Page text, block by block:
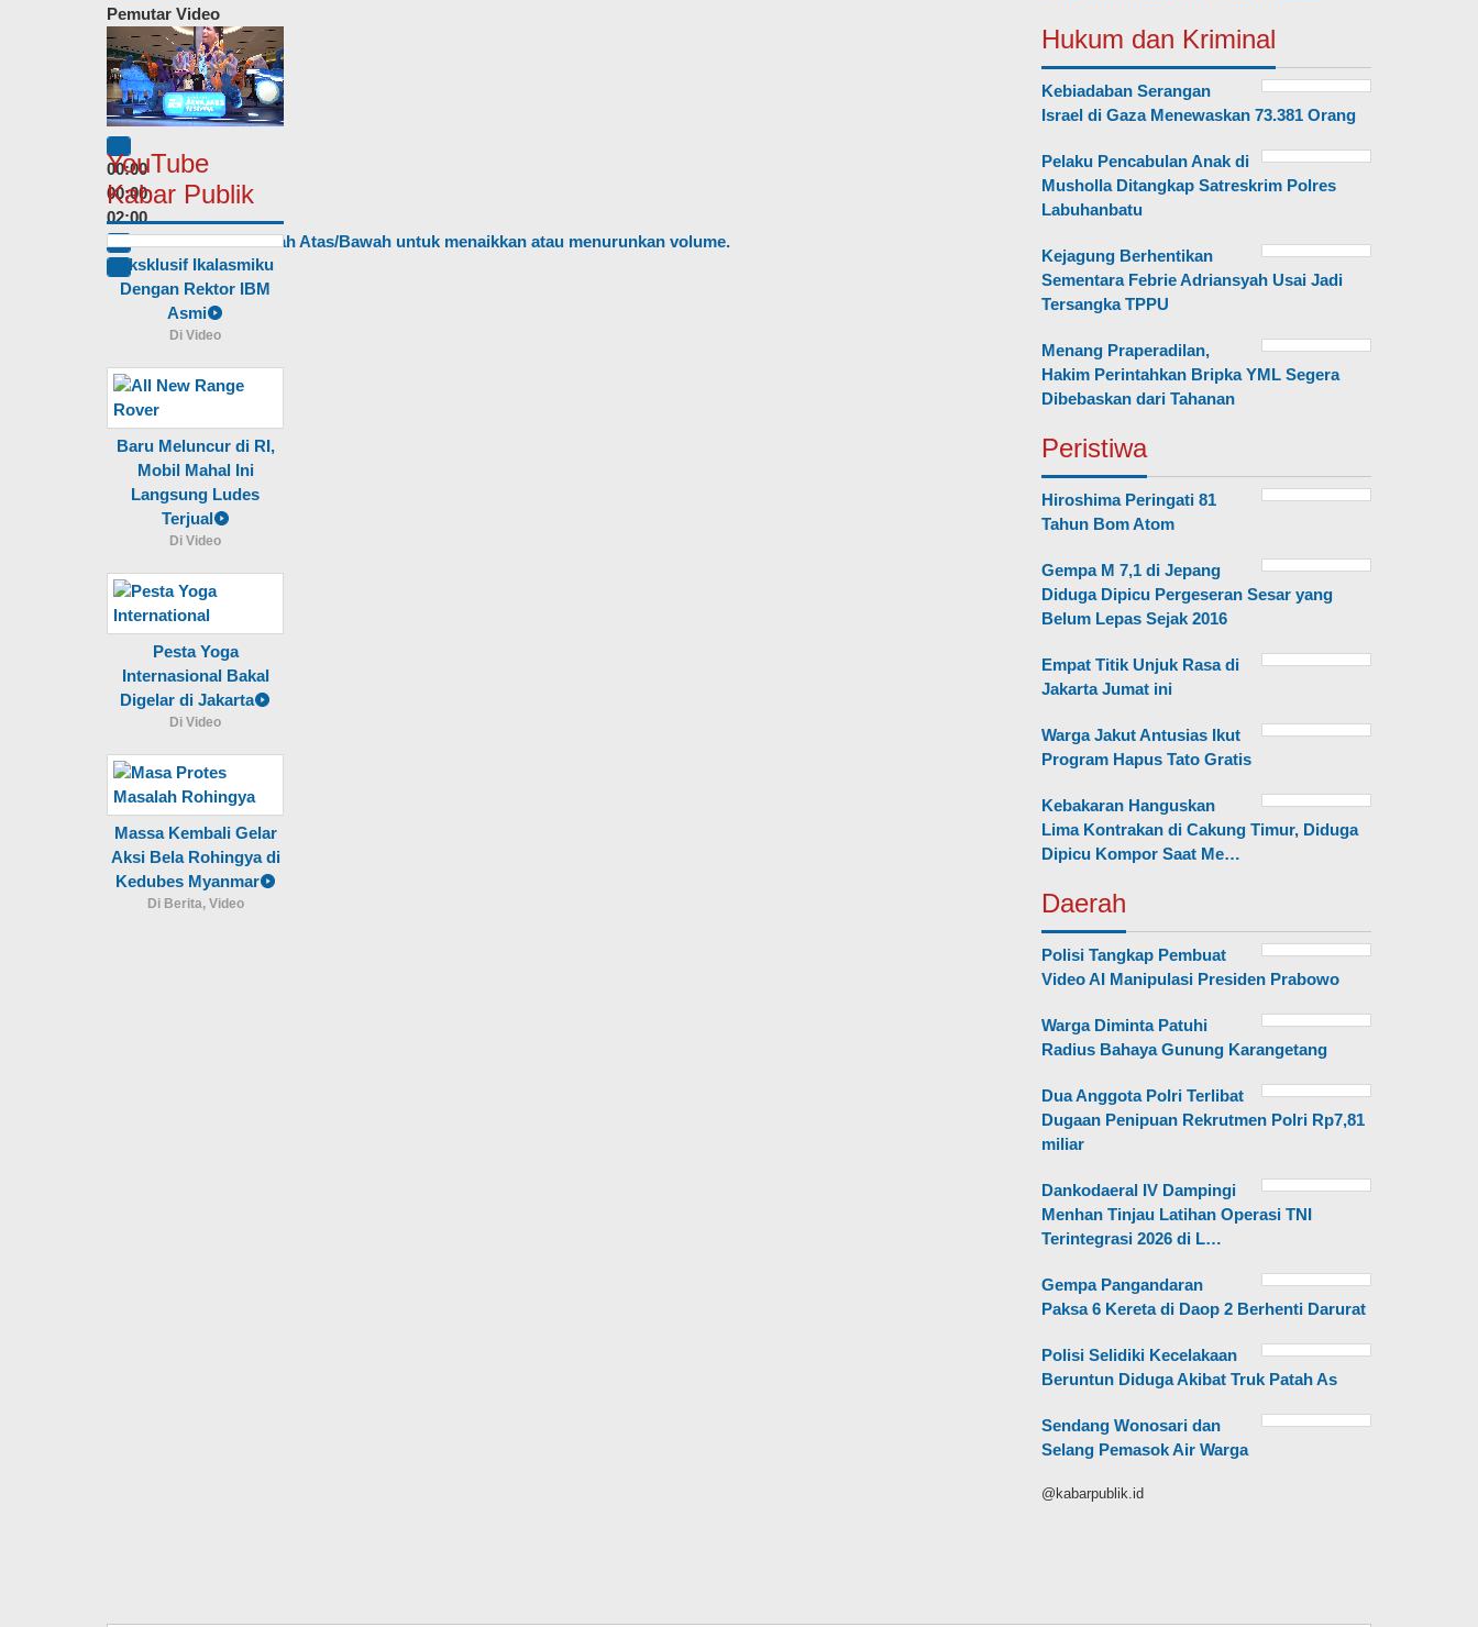
Pemutar Video
00:00
00:00
02:00
Gunakan Anak Panah Atas/Bawah untuk menaikkan atau menurunkan volume.
YouTube
Kabar Publik
Eksklusif Ikalasmiku
Dengan Rektor IBM
Asmi
Di Video
Baru Meluncur di RI,
Mobil Mahal Ini
Langsung Ludes
Terjual
Di Video
Pesta Yoga
Internasional Bakal
Digelar di Jakarta
Di Video
Massa Kembali Gelar
Aksi Bela Rohingya di
Kedubes Myanmar
Di Berita, Video
Hukum dan Kriminal
Kebiadaban Serangan
Israel di Gaza Menewaskan 73.381 Orang
Pelaku Pencabulan Anak di
Musholla Ditangkap Satreskrim Polres
Labuhanbatu
Kejagung Berhentikan
Sementara Febrie Adriansyah Usai Jadi
Tersangka TPPU
Menang Praperadilan,
Hakim Perintahkan Bripka YML Segera
Dibebaskan dari Tahanan
Peristiwa
Hiroshima Peringati 81
Tahun Bom Atom
Gempa M 7,1 di Jepang
Diduga Dipicu Pergeseran Sesar yang
Belum Lepas Sejak 2016
Empat Titik Unjuk Rasa di
Jakarta Jumat ini
Warga Jakut Antusias Ikut
Program Hapus Tato Gratis
Kebakaran Hanguskan
Lima Kontrakan di Cakung Timur, Diduga
Dipicu Kompor Saat Me…
Daerah
Polisi Tangkap Pembuat
Video AI Manipulasi Presiden Prabowo
Warga Diminta Patuhi
Radius Bahaya Gunung Karangetang
Dua Anggota Polri Terlibat
Dugaan Penipuan Rekrutmen Polri Rp7,81
miliar
Dankodaeral IV Dampingi
Menhan Tinjau Latihan Operasi TNI
Terintegrasi 2026 di L…
Gempa Pangandaran
Paksa 6 Kereta di Daop 2 Berhenti Darurat
Polisi Selidiki Kecelakaan
Beruntun Diduga Akibat Truk Patah As
Sendang Wonosari dan
Selang Pemasok Air Warga
@kabarpublik.id